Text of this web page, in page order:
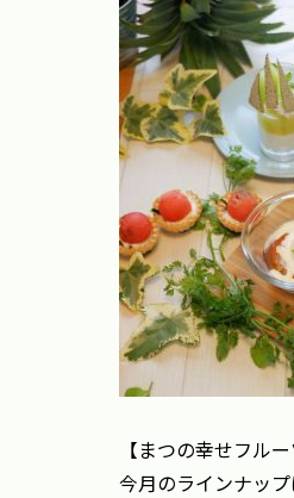
【まつの幸せフル
今月のラインナッ